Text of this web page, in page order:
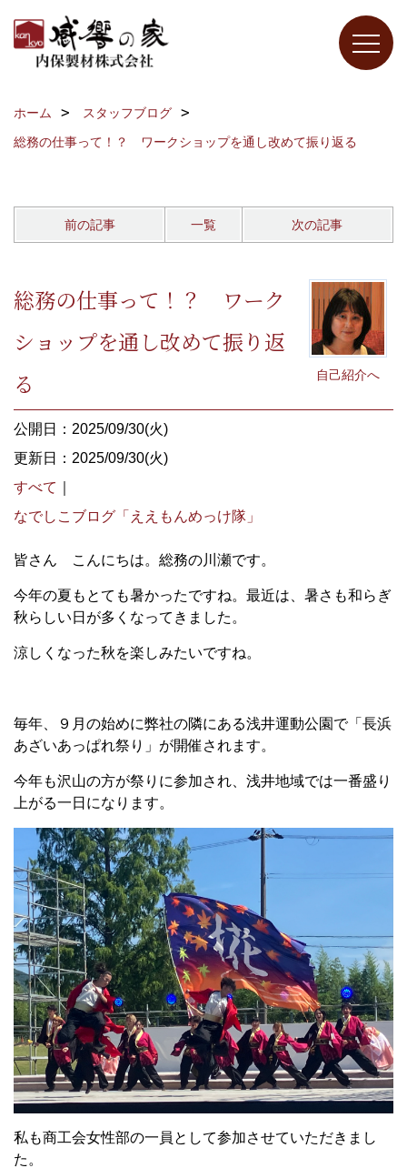
ホーム
スタッフブログ
総務の仕事って！？ ワークショップを通し改めて振り返る
前の記事 一覧 次の記事
自己紹介へ
総務の仕事って！？ ワーク
ショップを通し改めて振り返
る
公開日：2025/09/30(火)
更新日：2025/09/30(火)
すべて
なでしこブログ「ええもんめっけ隊」
皆さん こんにちは。総務の川瀬です。
今年の夏もとても暑かったですね。最近は、暑さも和らぎ
秋らしい日が多くなってきました。
涼しくなった秋を楽しみたいですね。
毎年、９月の始めに弊社の隣にある浅井運動公園で「長浜
あざいあっぱれ祭り」が開催されます。
今年も沢山の方が祭りに参加され、浅井地域では一番盛り
上がる一日になります。
私も商工会女性部の一員として参加させていただきまし
た。